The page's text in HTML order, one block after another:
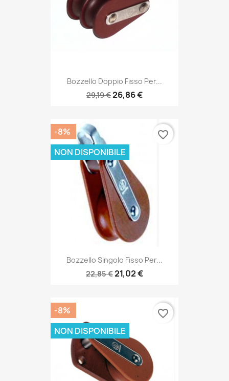
Bozzello Doppio Fisso Per...
29,19 €26,86 €
Bozzello Singolo Fisso Per...
22,85 €21,02 €
-8%
NON DISPONIBILE
favorite_border
-8%
NON DISPONIBILE
favorite_border